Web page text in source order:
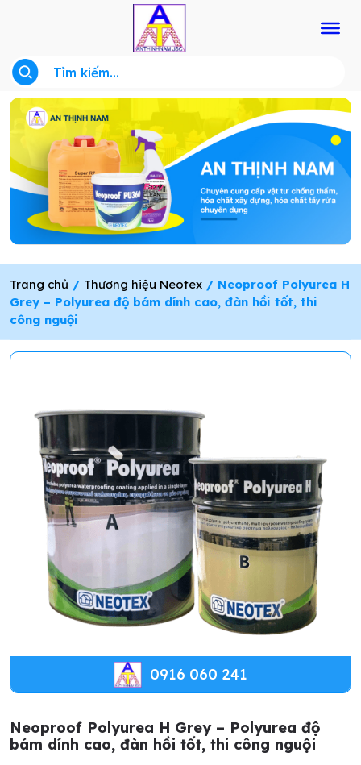
Trang chủ / Thương hiệu Neotex / Neoproof Polyurea H
Grey – Polyurea độ bám dính cao, đàn hồi tốt, thi
công nguội
0916 060 241
Neoproof Polyurea H Grey – Polyurea độ
bám dính cao, đàn hồi tốt, thi công nguội